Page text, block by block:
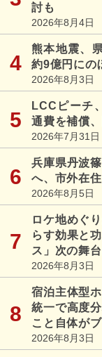
討も
2026年8月4日
熊本地震、
約9億円にの
2026年8月3日
LCCピーチ
通費を補償
2026年7月31日
兵庫県丹波
へ、市外在
2026年8月5日
ロケ地めぐ
らす効果と
ス」次の舞
2026年8月3日
宿泊主体型
統一で高度
こと自体が
2026年8月3日